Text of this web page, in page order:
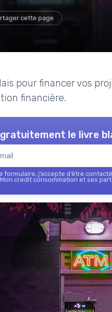
cette page
pour financer vos
financière.
le livre
formulaire, j’accepte d’être
credit consommation et ses